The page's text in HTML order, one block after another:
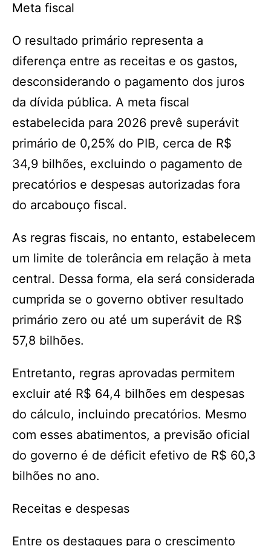
Meta fiscal
O resultado primário representa a
diferença entre as receitas e os gastos,
desconsiderando o pagamento dos juros
da dívida pública. A meta fiscal
estabelecida para 2026 prevê superávit
primário de 0,25% do PIB, cerca de R$
34,9 bilhões, excluindo o pagamento de
precatórios e despesas autorizadas fora
do arcabouço fiscal.
As regras fiscais, no entanto, estabelecem
um limite de tolerância em relação à meta
central. Dessa forma, ela será considerada
cumprida se o governo obtiver resultado
primário zero ou até um superávit de R$
57,8 bilhões.
Entretanto, regras aprovadas permitem
excluir até R$ 64,4 bilhões em despesas
do cálculo, incluindo precatórios. Mesmo
com esses abatimentos, a previsão oficial
do governo é de déficit efetivo de R$ 60,3
bilhões no ano.
Receitas e despesas
Entre os destaques para o crescimento